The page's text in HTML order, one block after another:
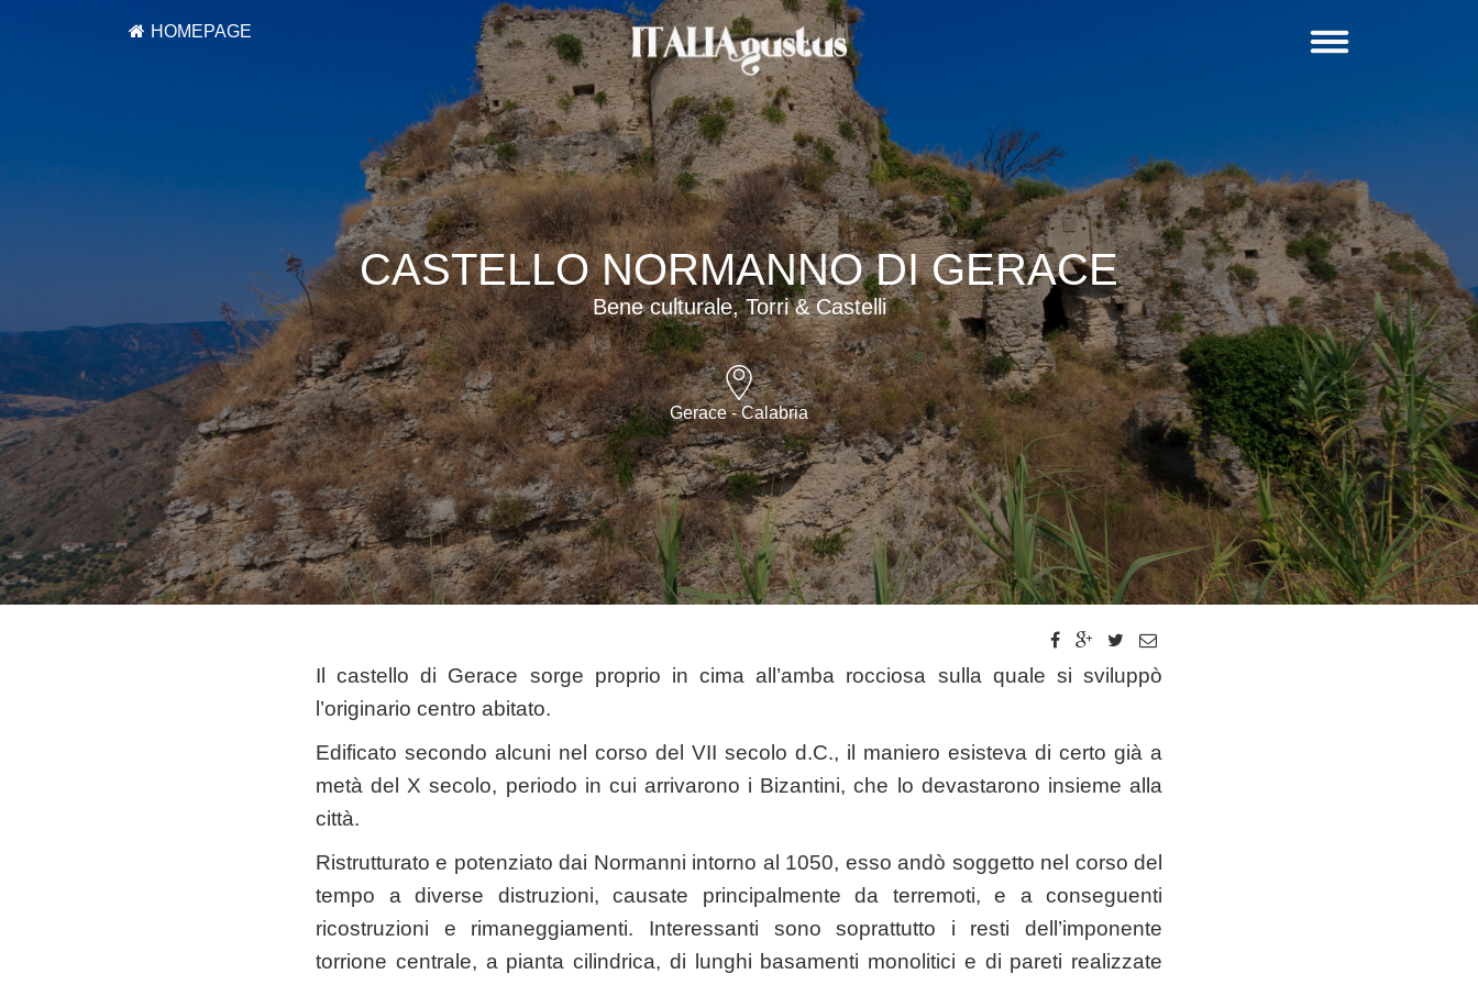
HOMEPAGE
CASTELLO NORMANNO DI GERACE
Bene culturale, Torri & Castelli
Gerace - Calabria
Il castello di Gerace sorge proprio in cima all’amba rocciosa sulla quale si sviluppò
l’originario centro abitato.
Edificato secondo alcuni nel corso del VII secolo d.C., il maniero esisteva di certo già a
metà del X secolo, periodo in cui arrivarono i Bizantini, che lo devastarono insieme alla
città.
Ristrutturato e potenziato dai Normanni intorno al 1050, esso andò soggetto nel corso del
tempo a diverse distruzioni, causate principalmente da terremoti, e a conseguenti
ricostruzioni e rimaneggiamenti. Interessanti sono soprattutto i resti dell’imponente
torrione centrale, a pianta cilindrica, di lunghi basamenti monolitici e di pareti realizzate